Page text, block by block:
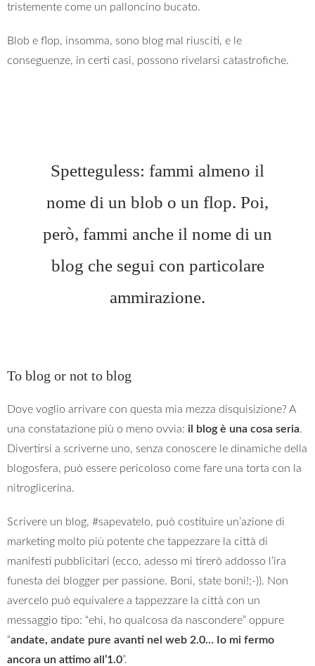
tristemente come un palloncino bucato.
Blob e flop, insomma, sono blog mal riusciti, e le
conseguenze, in certi casi, possono rivelarsi catastrofiche.
Spetteguless: fammi almeno il
nome di un blob o un flop. Poi,
però, fammi anche il nome di un
blog che segui con particolare
ammirazione.
To blog or not to blog
Dove voglio arrivare con questa mia mezza disquisizione? A
una constatazione più o meno ovvia: il blog è una cosa seria.
Divertirsi a scriverne uno, senza conoscere le dinamiche della
blogosfera, può essere pericoloso come fare una torta con la
nitroglicerina.
Scrivere un blog, #sapevatelo, può costituire un’azione di
marketing molto più potente che tappezzare la città di
manifesti pubblicitari (ecco, adesso mi tirerò addosso l’ira
funesta dei blogger per passione. Boni, state boni!;-)). Non
avercelo può equivalere a tappezzare la città con un
messaggio tipo: “ehi, ho qualcosa da nascondere” oppure
“andate, andate pure avanti nel web 2.0… Io mi fermo
ancora un attimo all’1.0”.